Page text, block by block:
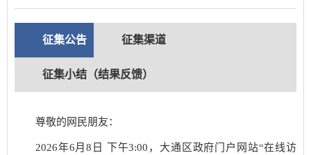
征集公告 征集渠道
征集小结（结果反馈）
尊敬的网民朋友：
2026年6月8日 下午3:00，大通区政府门户网站“在线访